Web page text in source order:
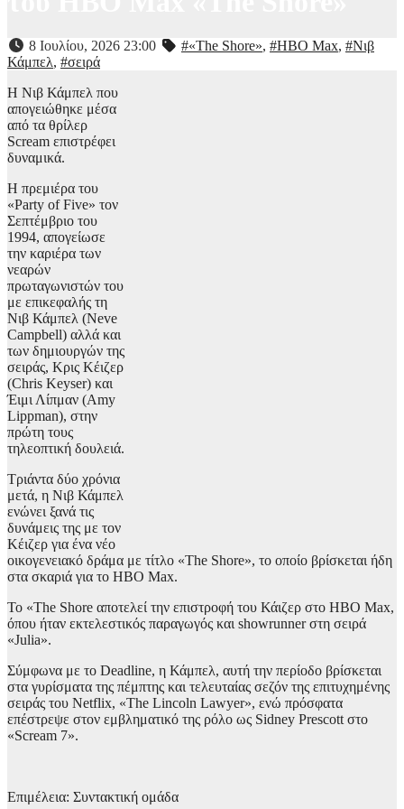
8 Ιουλίου, 2026 23:00 #«The Shore», #HBO Max, #Νιβ
Κάμπελ, #σειρά
Η Νιβ Κάμπελ που
απογειώθηκε μέσα
από τα θρίλερ
Scream επιστρέφει
δυναμικά.
Η πρεμιέρα του
«Party of Five» τον
Σεπτέμβριο του
1994, απογείωσε
την καριέρα των
νεαρών
πρωταγωνιστών του
με επικεφαλής τη
Νιβ Κάμπελ (Neve
Campbell) αλλά και
των δημιουργών της
σειράς, Κρις Κέιζερ
(Chris Keyser) και
Έιμι Λίπμαν (Amy
Lippman), στην
πρώτη τους
τηλεοπτική δουλειά.
Τριάντα δύο χρόνια
μετά, η Νιβ Κάμπελ
ενώνει ξανά τις
δυνάμεις της με τον
Κέιζερ για ένα νέο
οικογενειακό δράμα με τίτλο «The Shore», το οποίο βρίσκεται ήδη
στα σκαριά για το HBO Max.
Το «The Shore αποτελεί την επιστροφή του Κάιζερ στο HBO Max,
όπου ήταν εκτελεστικός παραγωγός και showrunner στη σειρά
«Julia».
Σύμφωνα με το Deadline, η Κάμπελ, αυτή την περίοδο βρίσκεται
στα γυρίσματα της πέμπτης και τελευταίας σεζόν της επιτυχημένης
σειράς του Netflix, «The Lincoln Lawyer», ενώ πρόσφατα
επέστρεψε στον εμβληματικό της ρόλο ως Sidney Prescott στο
«Scream 7».
Επιμέλεια: Συντακτική ομάδα